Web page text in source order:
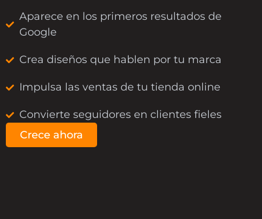
Aparece en los primeros resultados de
Google
Crea diseños que hablen por tu marca
Impulsa las ventas de tu tienda online
Convierte seguidores en clientes fieles
Crece ahora